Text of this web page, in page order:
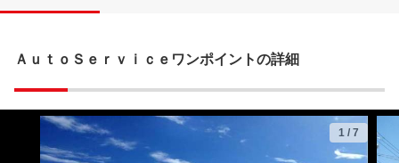
ＡｕｔｏＳｅｒｖｉｃｅワンポイントの詳細
1 / 7